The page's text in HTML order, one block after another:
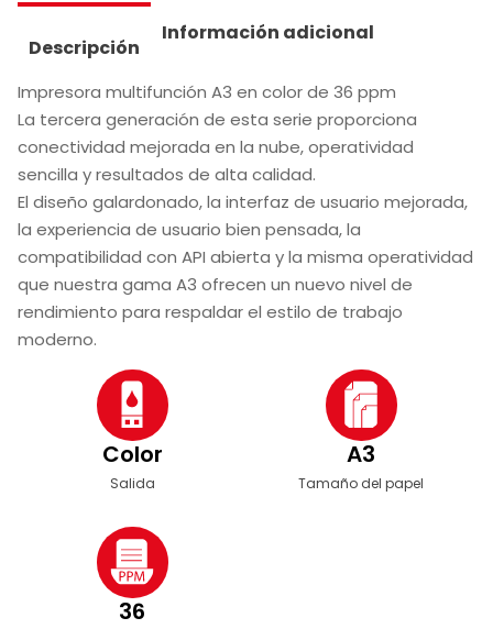
Descripción
Información adicional
Impresora multifunción A3 en color de 36 ppm
La tercera generación de esta serie proporciona
conectividad mejorada en la nube, operatividad
sencilla y resultados de alta calidad.
El diseño galardonado, la interfaz de usuario mejorada,
la experiencia de usuario bien pensada, la
compatibilidad con API abierta y la misma operatividad
que nuestra gama A3 ofrecen un nuevo nivel de
rendimiento para respaldar el estilo de trabajo
moderno.
Color
Salida
A3
Tamaño del papel
36